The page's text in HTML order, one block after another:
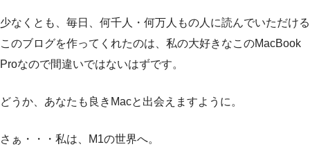
少なくとも、毎日、何千人・何万人もの人に読んでいただける
このブログを作ってくれたのは、私の大好きなこのMacBook
Proなので間違いではないはずです。
どうか、あなたも良きMacと出会えますように。
さぁ・・・私は、M1の世界へ。